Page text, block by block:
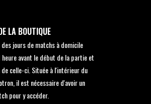
LA BOUTIQUE
jours de matchs à domicile
heure avant le début de la partie et
celle-ci. Située à l'intérieur du
il est nécessaire d'avoir un
pour y accéder.